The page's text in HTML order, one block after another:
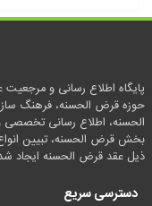
پایگاه اطلاع رسانی و
حوزه قرض الحسنه، فرهنگ
الحسنه، اطلاع رسانی تخصصی
بخش قرض الحسنه، تبیین
ذیل عقد قرض الحسنه ایجاد
دسترسی سریع